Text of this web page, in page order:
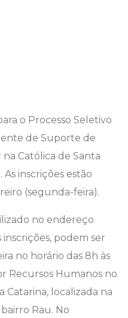
o Processo Seletivo
de Suporte de
Católica de Santa
inscrições estão
(segunda-feira).
no endereço
inscrições, podem ser
no horário das 8h às
Recursos Humanos no
Catarina, localizada na
Rau. No